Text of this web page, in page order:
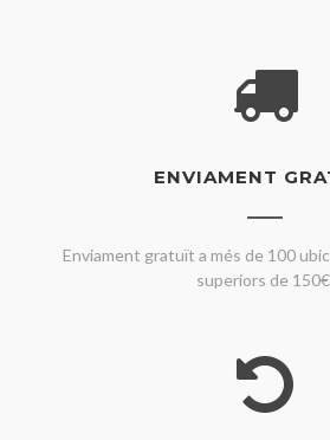
ENVIAMENT
Enviament gratuït a més de 100
superiors de